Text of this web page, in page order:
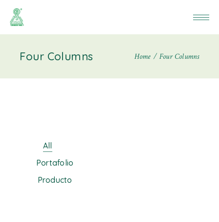
Four Columns Home Four Columns
All
Portafolio
Producto